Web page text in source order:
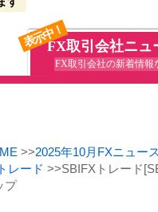
表示中！FX取引会社ニュ
FX取引会社の新着情報
>>2025年10月FXニュー
レード >>SBIFXトレード
プ